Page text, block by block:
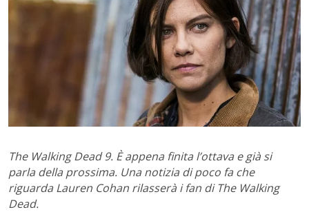
The Walking Dead 9. È appena finita l’ottava e già si
parla della prossima. Una notizia di poco fa che
riguarda Lauren Cohan rilasserà i fan di The Walking
Dead.